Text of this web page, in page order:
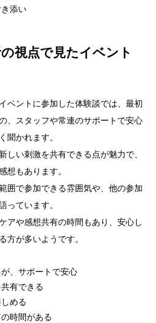
添い
視点で見たイベント
ベントに参加した体験談では、最初
、スタッフや常連のサポートで安心
聞かれます。
しい刺激を共有できる点が魅力で、
想もあります。
囲で参加できる雰囲気や、他の参加
っています。
アや感想共有の時間もあり、安心し
方が多いようです。
、サポートで安心
有できる
める
時間がある